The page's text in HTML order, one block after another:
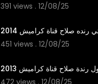
391 views . 12/08/25
رنده صلاح قناة كراميش 2014
451 views . 12/08/25
رندة صلاح قناة كراميش 2013
472 views . 12/08/25